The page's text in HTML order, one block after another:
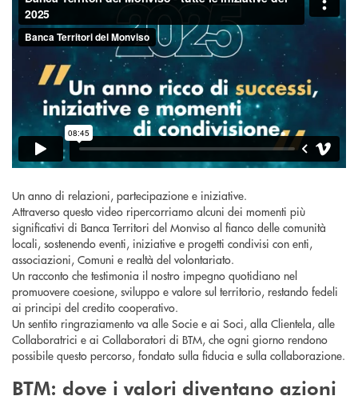
Un anno di relazioni, partecipazione e iniziative.
Attraverso questo video ripercorriamo alcuni dei momenti più
significativi di Banca Territori del Monviso al fianco delle comunità
locali, sostenendo eventi, iniziative e progetti condivisi con enti,
associazioni, Comuni e realtà del volontariato.
Un racconto che testimonia il nostro impegno quotidiano nel
promuovere coesione, sviluppo e valore sul territorio, restando fedeli
ai principi del credito cooperativo.
Un sentito ringraziamento va alle Socie e ai Soci, alla Clientela, alle
Collaboratrici e ai Collaboratori di BTM, che ogni giorno rendono
possibile questo percorso, fondato sulla fiducia e sulla collaborazione.
BTM: dove i valori diventano azioni